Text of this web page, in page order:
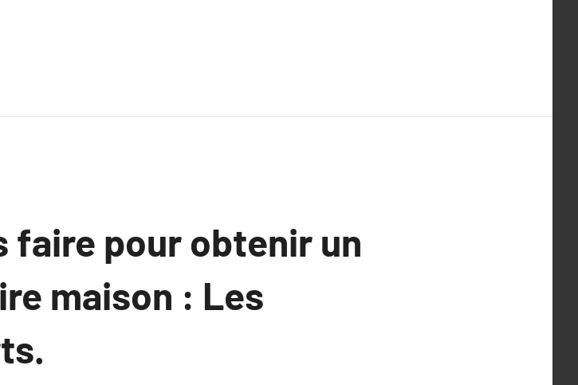
faire pour obtenir un
maison : Les